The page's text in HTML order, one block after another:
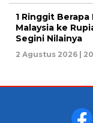
1 Ringgit
Malaysia ke
Segini Nilainya
2 Agustus 2026 |